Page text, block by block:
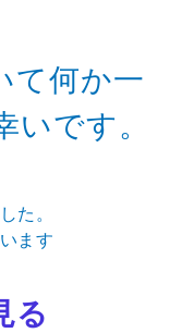
て何か一
いです。
た。
ます
る